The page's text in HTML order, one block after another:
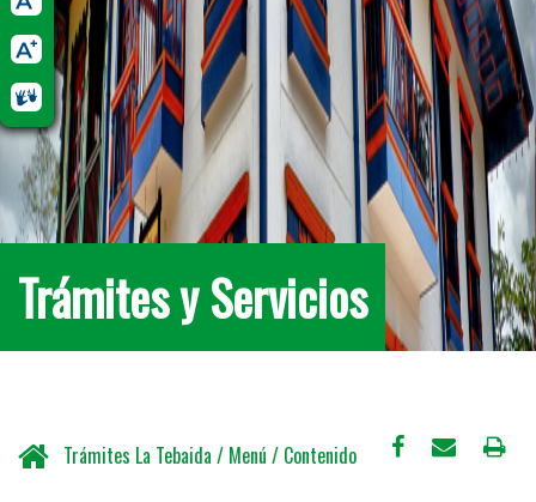
Trámites y Servicios
Trámites La Tebaida / Menú / Contenido